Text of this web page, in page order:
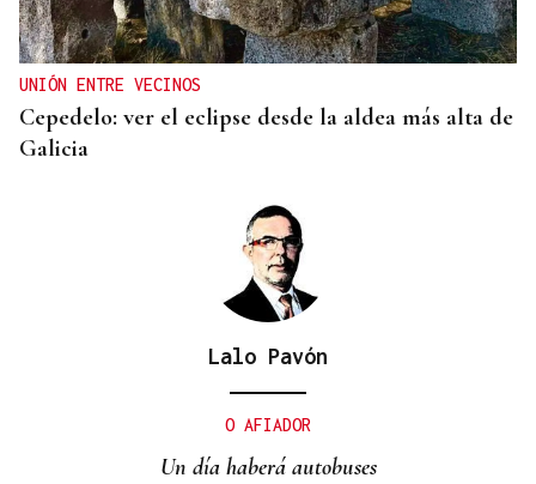
UNIÓN ENTRE VECINOS
Cepedelo: ver el eclipse desde la aldea más alta de
Galicia
Lalo Pavón
O AFIADOR
Un día haberá autobuses